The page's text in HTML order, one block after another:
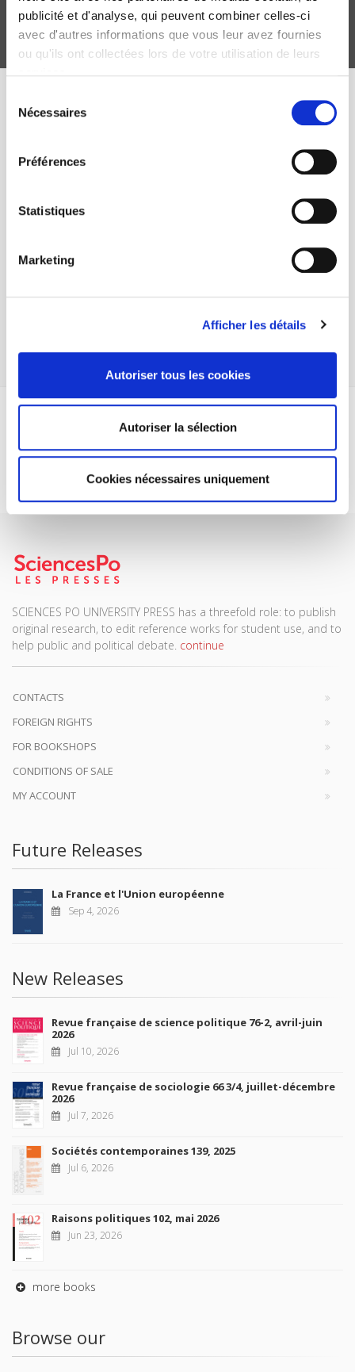
publicité et d'analyse, qui peuvent combiner celles-ci
avec d'autres informations que vous leur avez fournies
ou qu'ils ont collectées lors de votre utilisation de leurs
Nécessaires
Préférences
Statistiques
Marketing
Afficher les détails
Autoriser tous les cookies
Autoriser la sélection
Cookies nécessaires uniquement
Without Walls
September 21st, 12:30PM to 2:30PM
DISCOVER OUR JOURNALS
Subscribe today
SCIENCES PO UNIVERSITY PRESS has a threefold role: to publish
original research, to edit reference works for student use, and to
help public and political debate. continue
CONTACTS
FOREIGN RIGHTS
FOR BOOKSHOPS
CONDITIONS OF SALE
MY ACCOUNT
Future Releases
La France et l'Union européenne
Sep 4, 2026
New Releases
Revue française de science politique 76-2, avril-juin
2026
Jul 10, 2026
Revue française de sociologie 66 3/4, juillet-décembre
2026
Jul 7, 2026
Sociétés contemporaines 139, 2025
Jul 6, 2026
Raisons politiques 102, mai 2026
Jun 23, 2026
more books
Browse our